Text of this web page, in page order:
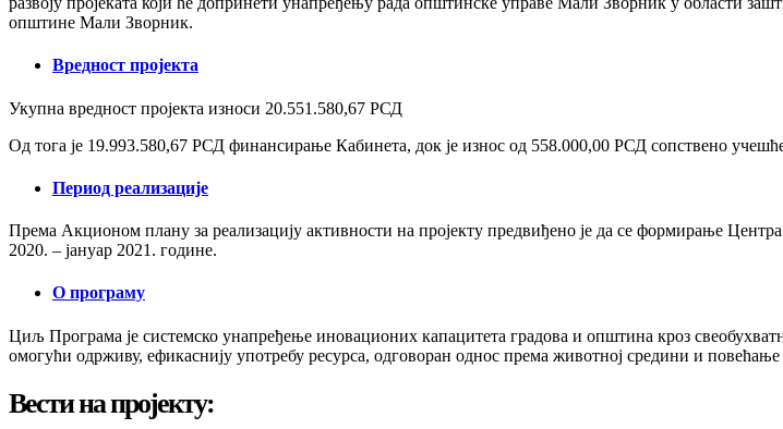
општине Мали Зворник.
Вредност пројекта
Укупна вредност пројекта износи 20.551.580,67 РСД
Од тога је 19.993.580,67 РСД финансирање Кабинета, док је износ од 558.000,00 РСД сопствено
Период реализације
Према Акционом плану за реализацију активности на пројекту предвиђено је да се формирање
2020. – јануар 2021. године.
О програму
Циљ Програма је системско унапређење иновационих капацитета градова и општина кроз
омогући одрживу, ефикаснију употребу ресурса, одговоран однос према животној средини и
Вести на пројекту: